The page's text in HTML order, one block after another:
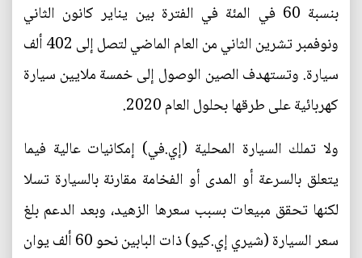
بنسبة 60 في المئة في الفترة بين يناير كانون الثاني
ونوفمبر تشرين الثاني من العام الماضي لتصل إلى 402 ألف
سيارة. وتستهدف الصين الوصول إلى خمسة ملايين سيارة
كهربائية على طرقها بحلول العام 2020.
ولا تملك السيارة المحلية (إي.في) إمكانيات عالية فيما
يتعلق بالسرعة أو المدى أو الفخامة مقارنة بالسيارة تسلا
لكنها تحقق مبيعات بسبب سعرها الزهيد، وبعد الدعم بلغ
سعر السيارة (شيري إي.كيو) ذات البابين نحو 60 ألف يوان